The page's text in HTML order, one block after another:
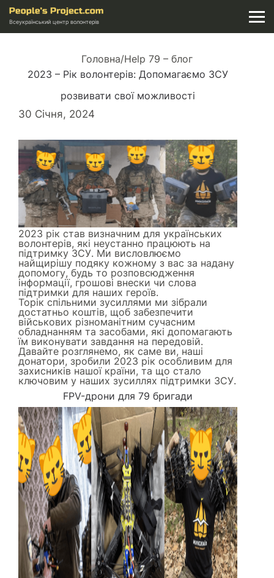
Всеукраїнський центр волонтерів
Головна/Help 79 – блог
2023 – Рік волонтерів: Допомагаємо ЗСУ
розвивати свої можливості
30 Січня, 2024
2023 рік став визначним для українських
волонтерів, які неустанно працюють на
підтримку ЗСУ. Ми висловлюємо
найщирішу подяку кожному з вас за надану
допомогу, будь то розповсюдження
інформації, грошові внески чи слова
підтримки для наших героїв.
Торік спільними зусиллями ми зібрали
достатньо коштів, щоб забезпечити
військових різноманітним сучасним
обладнанням та засобами, які допомагають
їм виконувати завдання на передовій.
Давайте розглянемо, як саме ви, наші
донатори, зробили 2023 рік особливим для
захисників нашої країни, та що стало
ключовим у наших зусиллях підтримки ЗСУ.
FPV-дрони для 79 бригади